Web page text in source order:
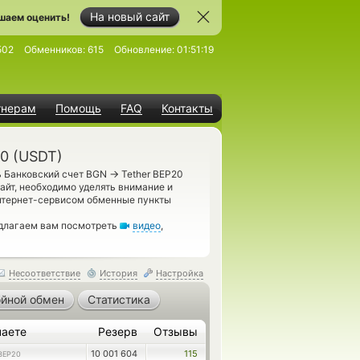
На новый сайт
оценить!
Помощь FAQ Контакты
Обменников: 615 Обновление: 01:51:19
(USDT)
счет BGN → Tether BEP20
необходимо уделять внимание и
сервисом обменные пункты
вам посмотреть видео,
Несоответствие История Настройка
обмен Статистика
Резерв Отзывы
10 001 604 115